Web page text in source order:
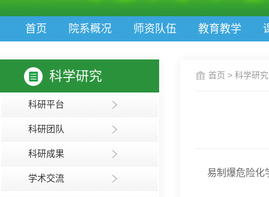
首页 院系概况 师资队伍 教育教学
科学研究
科研平台
科研团队
科研成果
学术交流
首页 > 科学研究
易制爆危险化